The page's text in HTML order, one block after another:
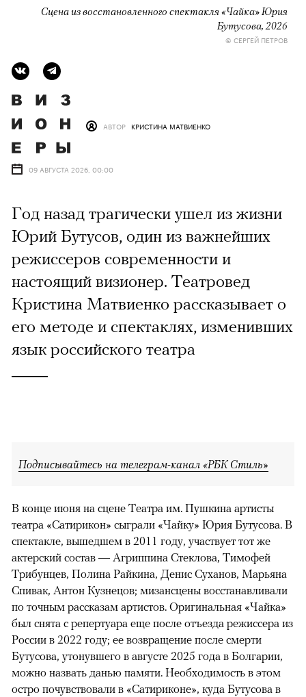
Сцена из восстановленного спектакля «Чайка» Юрия
Бутусова, 2026
© СЕРГЕЙ ПЕТРОВ
АВТОР КРИСТИНА МАТВИЕНКО
09 АВГУСТА 2026, 00:00
Год назад трагически ушел из жизни
Юрий Бутусов, один из важнейших
режиссеров современности и
настоящий визионер. Театровед
Кристина Матвиенко рассказывает о
его методе и спектаклях, изменивших
язык российского театра
Подписывайтесь на телеграм-канал «РБК Стиль»
В конце июня на сцене Театра им. Пушкина артисты
театра «Сатирикон» сыграли «Чайку» Юрия Бутусова. В
спектакле, вышедшем в 2011 году, участвует тот же
актерский состав — Агриппина Стеклова, Тимофей
Трибунцев, Полина Райкина, Денис Суханов, Марьяна
Спивак, Антон Кузнецов; мизансцены восстанавливали
по точным рассказам артистов. Оригинальная «Чайка»
был снята с репертуара еще после отъезда режиссера из
России в 2022 году; ее возвращение после смерти
Бутусова, утонувшего в августе 2025 года в Болгарии,
можно назвать данью памяти. Необходимость в этом
остро почувствовали в «Сатириконе», куда Бутусова в